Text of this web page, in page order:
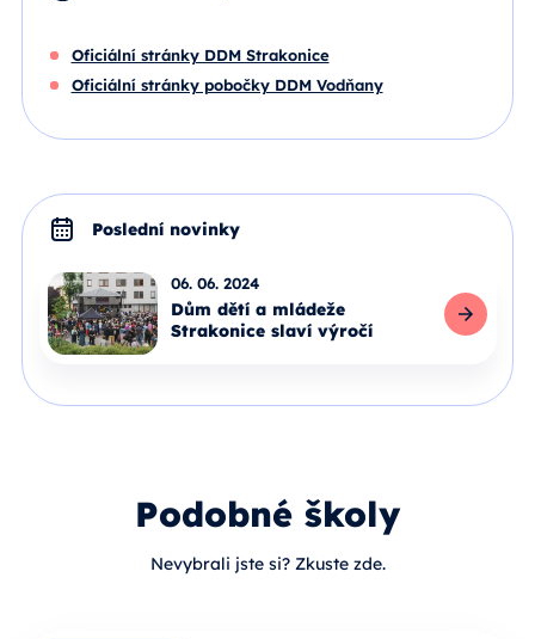
Oficiální stránky DDM Strakonice
Oficiální stránky pobočky DDM Vodňany
Poslední novinky
06. 06. 2024
Dům dětí a mládeže
Strakonice slaví výročí
Celý článek
Podobné školy
Nevybrali jste si? Zkuste zde.